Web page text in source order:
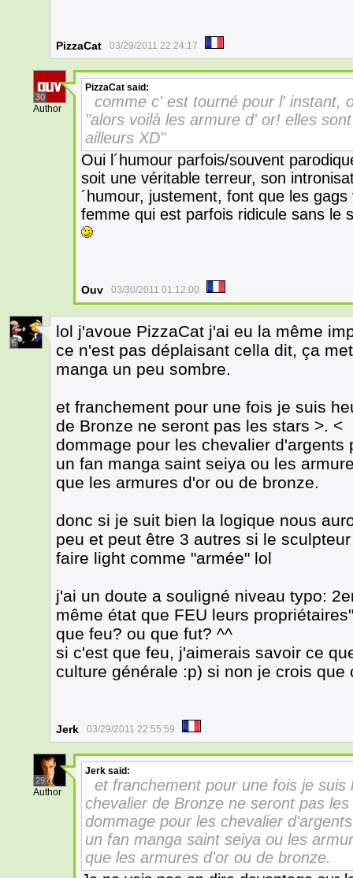
PizzaCat 03/29/2011 22:24:17
30
Author
PizzaCat said:
comme c' est tourné pour l' instant,
"alors voilà les armure d' or! elles
ailleurs XD"
Oui l´humour parfois/souvent
soit une véritable terreur, son
´humour, justement, font que les
femme qui est parfois ridicule sans le
Ouv 03/30/2011 01:12:00
6
lol j'avoue PizzaCat j'ai eu la même
ce n'est pas déplaisant cella dit, ça
manga un peu sombre.
et franchement pour une fois je suis
de Bronze ne seront pas les stars >. <
dommage pour les chevalier
un fan manga saint seiya ou les
que les armures d'or ou de bronze.
donc si je suit bien la logique nous
peu et peut être 3 autres si le
faire light comme "armée" lol
j'ai un doute a souligné niveau typo:
même état que FEU leurs propriétaires"
que feu? ou que fut? ^^
si c'est que feu, j'aimerais savoir ce
culture générale :p) si non je crois que
Jerk 03/29/2011 22:55:59
29
Author
Jerk said:
et franchement pour une fois je
chevalier de Bronze ne seront pas
dommage pour les chevalier
un fan manga saint seiya ou les
que les armures d'or ou de bronze.